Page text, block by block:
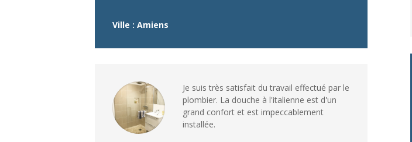
Ville : Amiens
Je suis très satisfait du travail effectué par le
plombier. La douche à l'italienne est d'un
grand confort et est impeccablement
installée.